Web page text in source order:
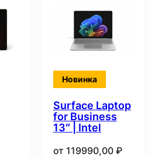
Новинка
Surface Laptop
for Business
13″ | Intel
от 119990,00 ₽